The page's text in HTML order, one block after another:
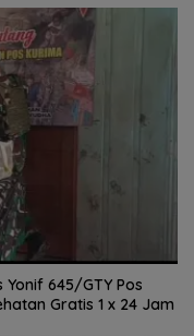
645/GTY Pos
Gratis 1 x 24 Jam